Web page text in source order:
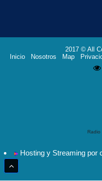
2017 © All
Inicio
Nosotros Map
Hosting y Streaming por